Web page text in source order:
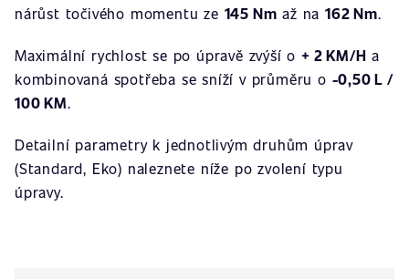
nárůst točivého momentu ze 145 Nm až na162 Nm.
Maximální rychlost se po úpravě zvýší o + 2 KM/H a
kombinovaná spotřeba se sníží v průměru o -0,50 L /
100 KM.
Detailní parametry k jednotlivým druhům úprav
(Standard, Eko) naleznete níže po zvolení typu
úpravy.